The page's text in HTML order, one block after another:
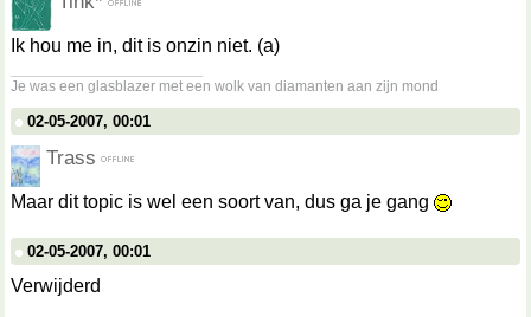
Ik hou me in, dit is onzin niet. (a)
Je was een glasblazer met een wolk van diamanten aan zijn mond
02-05-2007, 00:01
Trass
Maar dit topic is wel een soort van, dus ga je gang
02-05-2007, 00:01
Verwijderd